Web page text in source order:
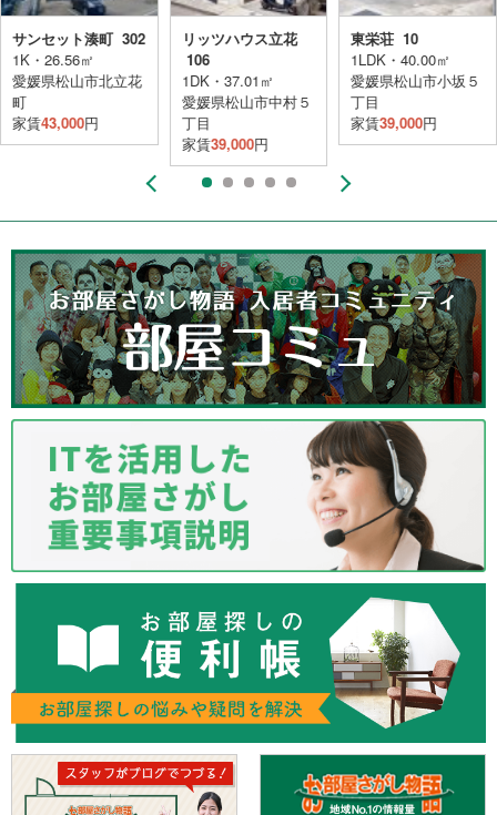
サンセット湊町 302
1K・26.56㎡
愛媛県松山市北立花
町
家賃43,000円
リッツハウス立花
106
1DK・37.01㎡
愛媛県松山市中村５
丁目
家賃39,000円
東栄荘 10
1LDK・40.00㎡
愛媛県松山市小坂５
丁目
家賃39,000円